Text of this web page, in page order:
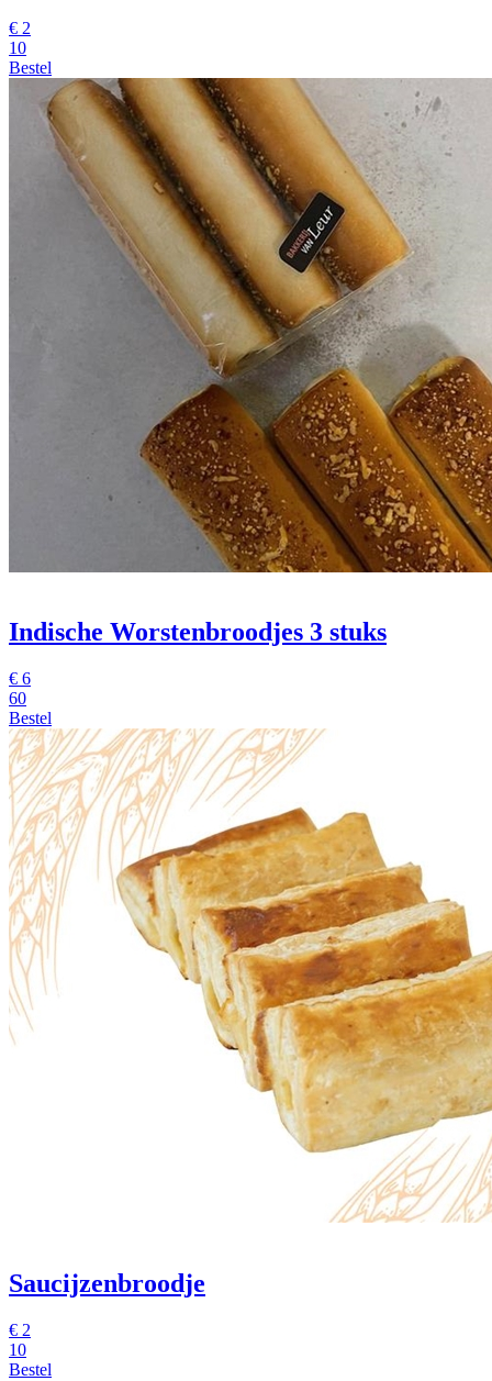
€ 2
10
Bestel
Indische Worstenbroodjes 3 stuks
€ 6
60
Bestel
Saucijzenbroodje
€ 2
10
Bestel